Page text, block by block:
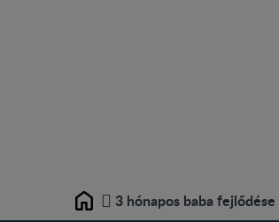
Home 3 hónapos baba fejlődése